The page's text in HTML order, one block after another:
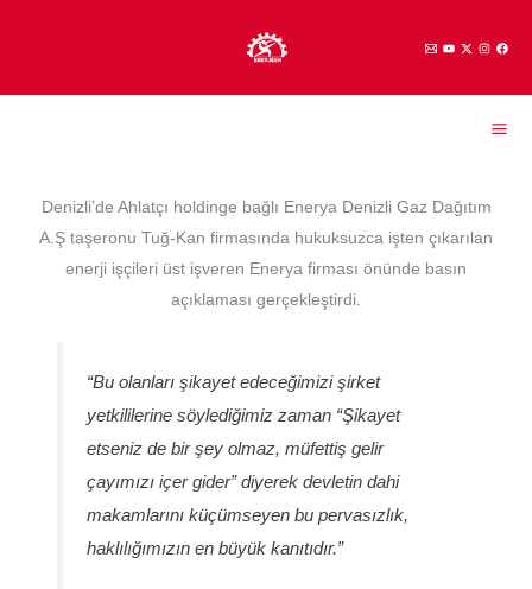
Denizli’de Ahlatçı holdinge bağlı Enerya Denizli Gaz Dağıtım
A.Ş taşeronu Tuğ-Kan firmasında hukuksuzca işten çıkarılan
enerji işçileri üst işveren Enerya firması önünde basın
açıklaması gerçekleştirdi.
“Bu olanları şikayet edeceğimizi şirket
yetkililerine söylediğimiz zaman “Şikayet
etseniz de bir şey olmaz, müfettiş gelir
çayımızı içer gider” diyerek devletin dahi
makamlarını küçümseyen bu pervasızlık,
haklılığımızın en büyük kanıtıdır.”